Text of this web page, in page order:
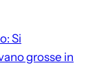
Si
grosse in